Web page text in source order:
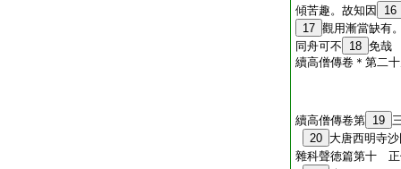
傾苦趣。故知因
16
17 觀用漸當缺有
同舟可不
18 免哉
續高僧傳卷＊第二
續高僧傳卷第 19
20 大唐西明寺
雜科聲徳篇第十 正